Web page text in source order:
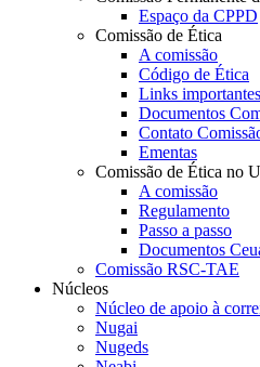
Espaço da CPPD
Comissão de Ética
A comissão
Código de Ética
Links importantes
Documentos
Contato
Ementas
Comissão de Ética no
A comissão
Regulamento
Passo a passo
Documentos
Comissão RSC-TAE
Núcleos
Núcleo de apoio à
Nugai
Nugeds